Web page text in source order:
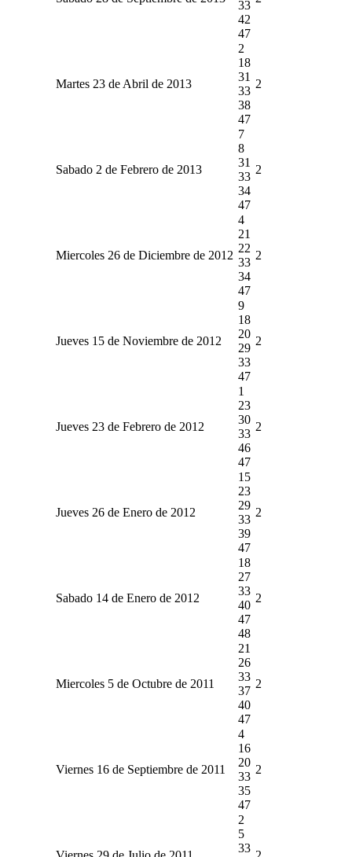
33
42
47
Martes 23 de Abril de 2013
2
18
31
33
38
47
2
Sabado 2 de Febrero de 2013
7
8
31
33
34
47
2
Miercoles 26 de Diciembre de 2012
4
21
22
33
34
47
2
Jueves 15 de Noviembre de 2012
9
18
20
29
33
47
2
Jueves 23 de Febrero de 2012
1
23
30
33
46
47
2
Jueves 26 de Enero de 2012
15
23
29
33
39
47
2
Sabado 14 de Enero de 2012
18
27
33
40
47
48
2
Miercoles 5 de Octubre de 2011
21
26
33
37
40
47
2
Viernes 16 de Septiembre de 2011
4
16
20
33
35
47
2
2
5
33